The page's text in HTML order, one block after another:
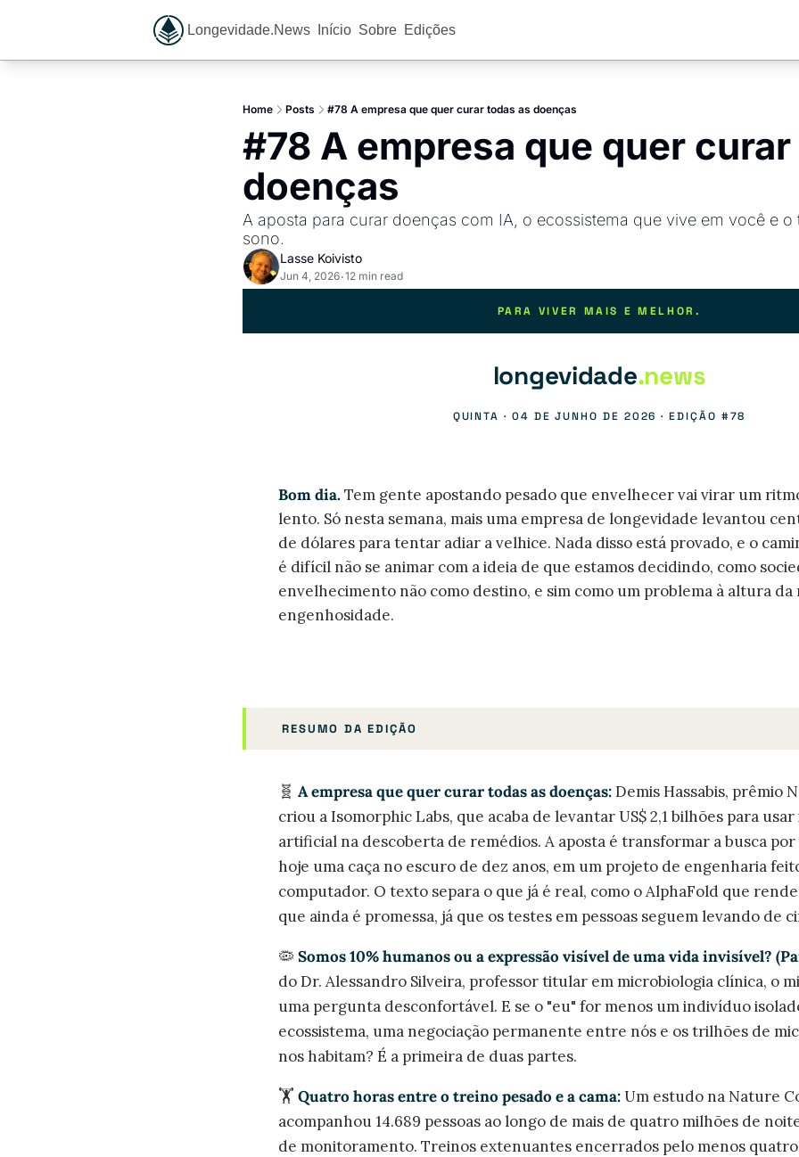
Longevidade.News Início Sobre Edições
Home Posts #78 A empresa que quer curar todas as doenças
#78 A empresa que quer
doenças
A aposta para curar doenças com IA, o ecossistema que vive em você e o
sono.
Lasse Koivisto
Jun 4, 2026•12 min read
PARA VIVER MAIS E MELHOR.
longevidade.news
QUINTA · 04 DE JUNHO DE 2026 · EDIÇÃO #78
Bom dia.Tem gente apostando pesado que envelhecer vai virar um
lento. Só nesta semana, mais uma empresa de longevidade levantou
de dólares para tentar adiar a velhice. Nada disso está provado, e o
é difícil não se animar com a ideia de que estamos decidindo, como
envelhecimento não como destino, e sim como um problema à altura da
engenhosidade.
RESUMO DA EDIÇÃO
🧬 A empresa que quer curar todas as doenças:Demis Hassabis, prêmio
criou a Isomorphic Labs, que acaba de levantar US$ 2,1 bilhões para
artificial na descoberta de remédios. A aposta é transformar a busca
hoje uma caça no escuro de dez anos, em um projeto de engenharia
computador. O texto separa o que já é real, como o AlphaFold que
que ainda é promessa, já que os testes em pessoas seguem levando de
🦠 Somos 10% humanos ou a expressão visível de uma vida invisível?
do Dr. Alessandro Silveira, professor titular em microbiologia clínica, o
uma pergunta desconfortável. E se o "eu" for menos um indivíduo
ecossistema, uma negociação permanente entre nós e os trilhões de
nos habitam? É a primeira de duas partes.
🏋️ Quatro horas entre o treino pesado e a cama:Um estudo na Nature
acompanhou 14.689 pessoas ao longo de mais de quatro milhões de
de monitoramento. Treinos extenuantes encerrados pelo menos